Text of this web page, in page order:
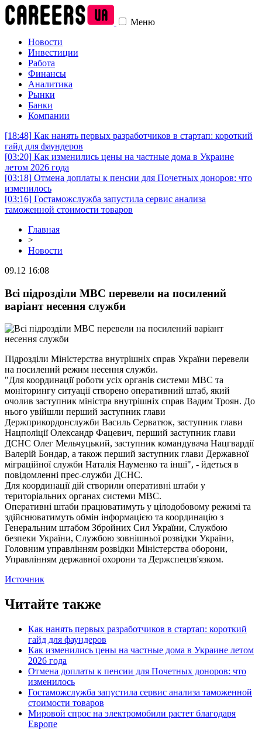
Меню
Новости
Инвестиции
Работа
Финансы
Аналитика
Рынки
Банки
Компании
[18:48] Как нанять первых разработчиков в стартап: короткий
гайд для фаундеров
[03:20] Как изменились цены на частные дома в Украине
летом 2026 года
[03:18] Отмена доплаты к пенсии для Почетных доноров: что
изменилось
[03:16] Гостаможслужба запустила сервис анализа
таможенной стоимости товаров
Главная
>
Новости
09.12 16:08
Всі підрозділи МВС перевели на посилений
варіант несення служби
Підрозділи Міністерства внутрішніх справ України перевели
на посилений режим несення служби.
"Для координації роботи усіх органів системи МВС та
моніторингу ситуації створено оперативний штаб, який
очолив заступник міністра внутрішніх справ Вадим Троян. До
нього увійшли перший заступник глави
Держприкордонслужби Василь Серватюк, заступник глави
Нацполіції Олександр Фацевич, перший заступник глави
ДСНС Олег Мельчуцький, заступник командувача Нацгвардії
Валерій Бондар, а також перший заступник глави Державної
міграційної служби Наталія Науменко та інші", - йдеться в
повідомленні прес-служби ДСНС.
Для координації дій створили оперативні штаби у
територіальних органах системи МВС.
Оперативні штаби працюватимуть у цілодобовому режимі та
здійснюватимуть обмін інформацією та координацію з
Генеральним штабом Збройних Сил України, Службою
безпеки України, Службою зовнішньої розвідки України,
Головним управлінням розвідки Міністерства оборони,
Управлінням державної охорони та Держспецзв'язком.
Источник
Читайте также
Как нанять первых разработчиков в стартап: короткий
гайд для фаундеров
Как изменились цены на частные дома в Украине летом
2026 года
Отмена доплаты к пенсии для Почетных доноров: что
изменилось
Гостаможслужба запустила сервис анализа таможенной
стоимости товаров
Мировой спрос на электромобили растет благодаря
Европе